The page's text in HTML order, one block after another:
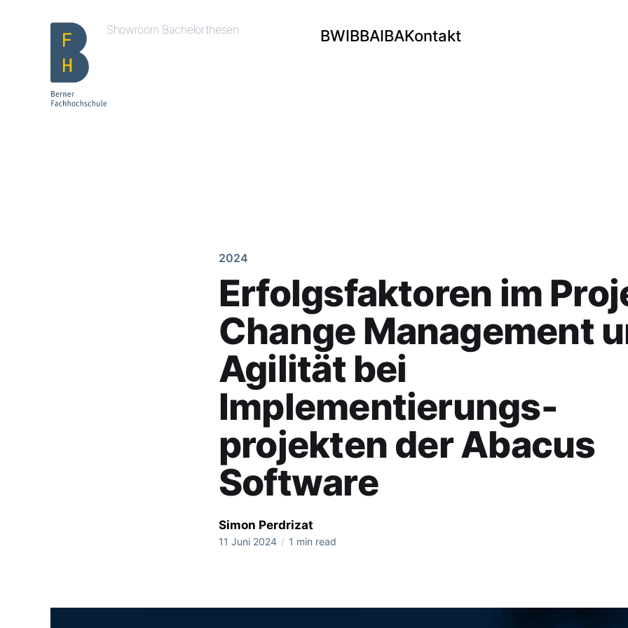
Showroom Bachelorthesen BWIBBAIBAKontakt
2024
Erfolgsfaktoren im
Change Management
Agilität bei
Implementierungs-
projekten der Abacus
Software
Simon Perdrizat
11 Juni 2024 / 1 min read